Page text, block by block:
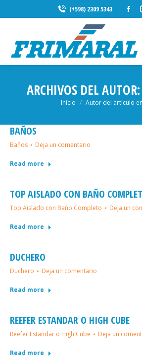
(+598) 2309 5343
in
new
ARCHIVOS DEL AUTOR:
Estás aquí:
Inicio Autor del artículo
BAÑOS
Baños Deja un comentario
Read more
TOP AISLADO CON BAÑO
Top Aislado con Baño Completo Deja un
Read more
DUCHERO
Duchero Deja un comentario
Read more
REEFER ESTANDAR O HIGH CUBE
Reefer Estandar o High Cube Deja un
Read more